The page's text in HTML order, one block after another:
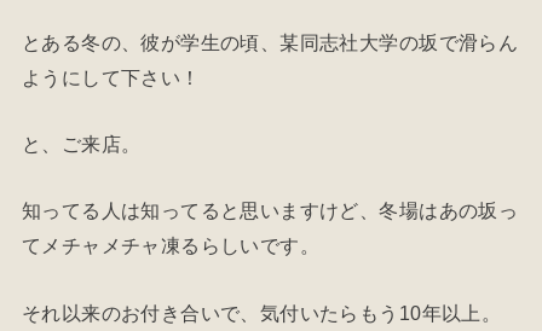
とある冬の、彼が学生の頃、某同志社大学の坂で滑らん
ようにして下さい！
と、ご来店。
知ってる人は知ってると思いますけど、冬場はあの坂っ
てメチャメチャ凍るらしいです。
それ以来のお付き合いで、気付いたらもう10年以上。